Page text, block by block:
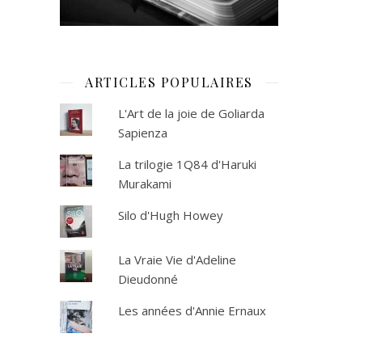
ARTICLES POPULAIRES
L'Art de la joie de Goliarda
Sapienza
La trilogie 1Q84 d'Haruki
Murakami
Silo d'Hugh Howey
La Vraie Vie d'Adeline
Dieudonné
Les années d'Annie Ernaux